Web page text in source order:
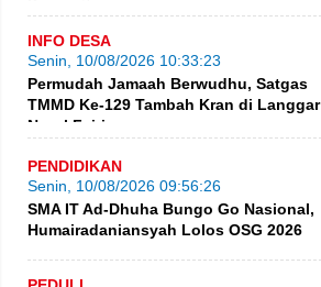
INFO DESA
Senin, 10/08/2026 10:33:23
Permudah Jamaah Berwudhu, Satgas
TMMD Ke-129 Tambah Kran di Langgar
Nurul Fajri
PENDIDIKAN
Senin, 10/08/2026 09:56:26
SMA IT Ad-Dhuha Bungo Go Nasional,
Humairadaniansyah Lolos OSG 2026